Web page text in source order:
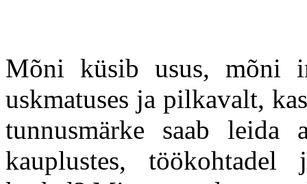
Mõni küsib usus, mõni
uskmatuses ja pilkavalt,
tunnusmärke saab leida
kauplustes,